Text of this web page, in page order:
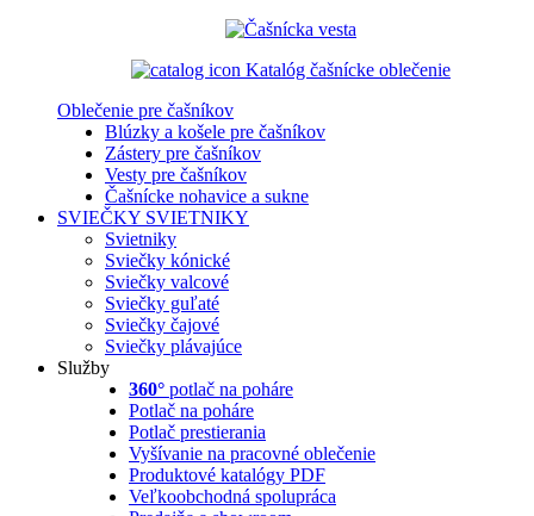
Katalóg čašnícke oblečenie
Oblečenie pre čašníkov
Blúzky a košele pre čašníkov
Zástery pre čašníkov
Vesty pre čašníkov
Čašnícke nohavice a sukne
SVIEČKY SVIETNIKY
Svietniky
Sviečky kónické
Sviečky valcové
Sviečky guľaté
Sviečky čajové
Sviečky plávajúce
Služby
360° potlač na poháre
Potlač na poháre
Potlač prestierania
Vyšívanie na pracovné oblečenie
Produktové katalógy PDF
Veľkoobchodná spolupráca